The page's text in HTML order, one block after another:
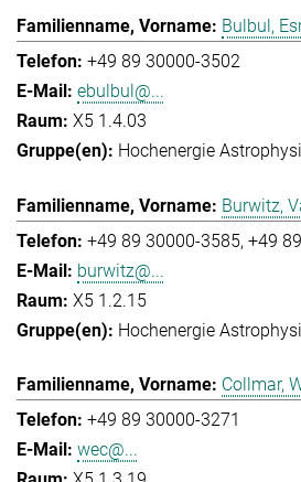
Bulbul,
+49 89 30000-3502
ebulbul@...
X5 1.4.03
Hochenergie
Burwitz,
+49 89 30000-3585 +49
burwitz@...
X5 1.2.15
Hochenergie
Collmar,
+49 89 30000-3271
wec@...